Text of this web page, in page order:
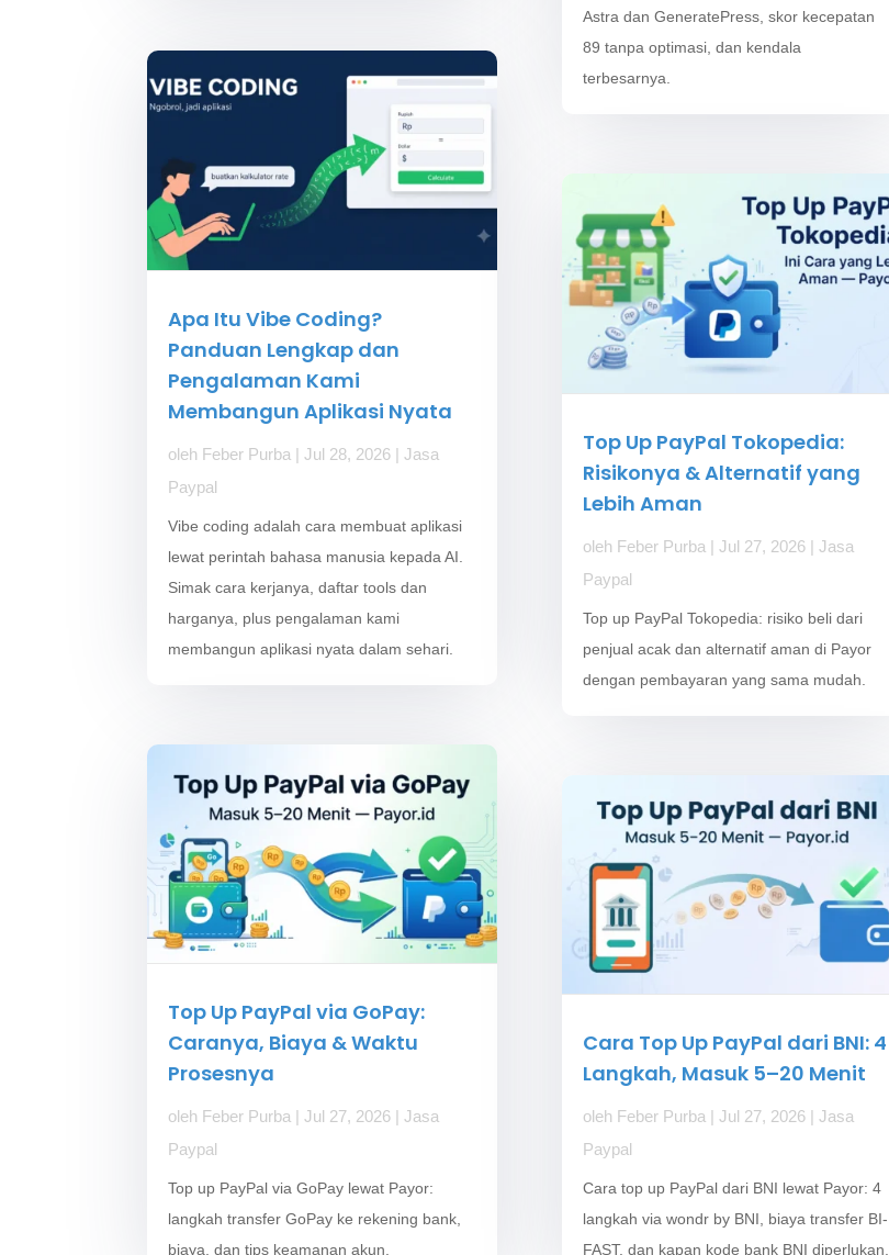
Apa Itu Vibe Coding?
Panduan Lengkap dan
Pengalaman Kami
Membangun Aplikasi Nyata
oleh Feber Purba |Jul 28, 2026 |Jasa
Paypal
Vibe coding adalah cara membuat aplikasi
lewat perintah bahasa manusia kepada AI.
Simak cara kerjanya, daftar tools dan
harganya, plus pengalaman kami
membangun aplikasi nyata dalam sehari.
Top Up PayPal via GoPay:
Caranya, Biaya & Waktu
Prosesnya
oleh Feber Purba |Jul 27, 2026 |Jasa
Paypal
Top up PayPal via GoPay lewat Payor:
langkah transfer GoPay ke rekening bank,
biaya, dan tips keamanan akun.
Astra dan GeneratePress, skor kecepatan
89 tanpa optimasi, dan kendala
terbesarnya.
Top Up PayPal Tokopedia:
Risikonya & Alternatif yang
Lebih Aman
oleh Feber Purba |Jul 27, 2026 |Jasa
Paypal
Top up PayPal Tokopedia: risiko beli dari
penjual acak dan alternatif aman di Payor
dengan pembayaran yang sama mudah.
Cara Top Up PayPal dari BNI: 4
Langkah, Masuk 5–20 Menit
oleh Feber Purba |Jul 27, 2026 |Jasa
Paypal
Cara top up PayPal dari BNI lewat Payor: 4
langkah via wondr by BNI, biaya transfer BI-
FAST, dan kapan kode bank BNI diperlukan.